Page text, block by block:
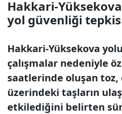
Hakkari-
yol güvenliği
Hakkari-Yüksekova
çalışmalar nedeniyle
saatlerinde oluşan toz,
üzerindeki taşların
etkilediğini belirten